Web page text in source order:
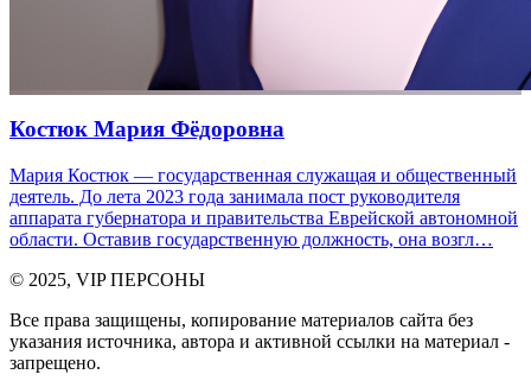
Костюк Мария Фёдоровна
Мария Костюк — государственная служащая и общественный
деятель. До лета 2023 года занимала пост руководителя
аппарата губернатора и правительства Еврейской автономной
области. Оставив государственную должность, она возгл…
© 2025, VIP ПЕРСОНЫ
Все права защищены, копирование материалов сайта без
указания источника, автора и активной ссылки на материал -
запрещено.